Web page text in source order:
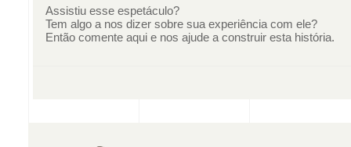
Assistiu esse espetáculo?
Tem algo a nos dizer sobre sua experiência com ele?
Então comente aqui e nos ajude a construir esta história.